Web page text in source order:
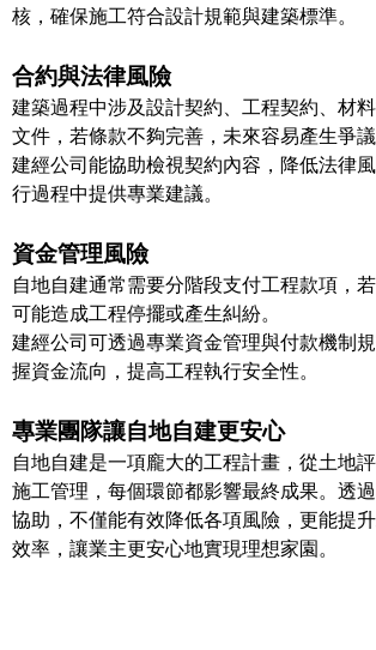
核，確保施工符合設計規範與建築標準。
合約與法律風險
建築過程中涉及設計契約、工程契約、材
文件，若條款不夠完善，未來容易產生爭議
建經公司能協助檢視契約內容，降低法律
行過程中提供專業建議。
資金管理風險
自地自建通常需要分階段支付工程款項，
可能造成工程停擺或產生糾紛。
建經公司可透過專業資金管理與付款機制
握資金流向，提高工程執行安全性。
專業團隊讓自地自建更安心
自地自建是一項龐大的工程計畫，從土地
施工管理，每個環節都影響最終成果。透
協助，不僅能有效降低各項風險，更能提
效率，讓業主更安心地實現理想家園。